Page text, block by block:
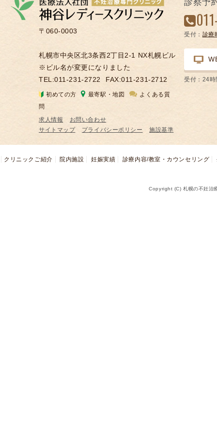
凍
治
の
用
併
症
〒060-0003
札幌市中央区北3条西2丁目2-1 NX札幌ビル
※ビル名が変更になりました
TEL:011-231-2722
FAX:011-231-2712
初めての方 最寄駅・地図
よくある質
問
求人情報
お問い合わせ
サイトマップ
プライバシーポリシー 施設基準
診察予
受付： 診療
受付：24時
クリニックご紹介 院内施設 妊娠実績 診療内容/教室・カウンセリング
Copyright (C) 札幌の不妊治